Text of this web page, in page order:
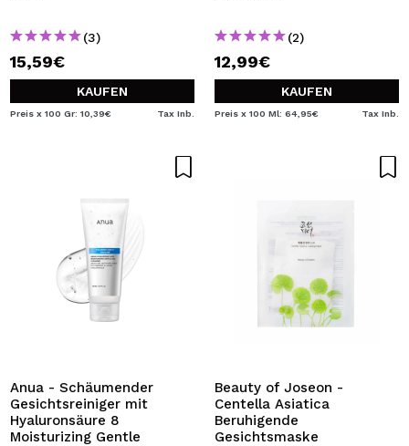
(3)
15,59€
KAUFEN
Preis x 100 Gr: 10,39€ Tax Inb.
(2)
12,99€
KAUFEN
Preis x 100 Ml: 64,95€ Tax Inb.
Anua - Schäumender
Gesichtsreiniger mit
Hyaluronsäure 8
Moisturizing Gentle
Beauty of Joseon -
Centella Asiatica
Beruhigende
Gesichtsmaske